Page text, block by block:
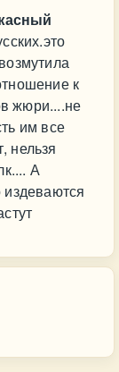
к
жюри....не
им все
нельзя
А
издеваются